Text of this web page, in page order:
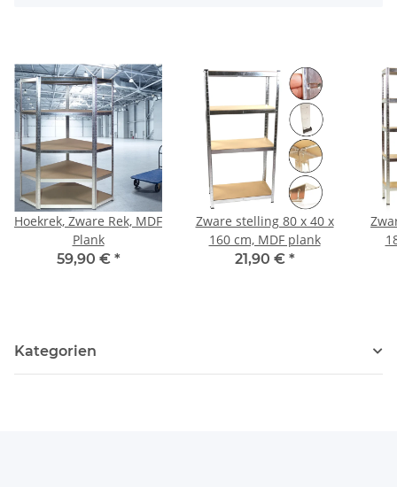
Hoekrek, Zware Rek, MDF
Plank
59,90 € *
Zware stelling 80 x 40 x
160 cm, MDF plank
21,90 € *
Kategorien